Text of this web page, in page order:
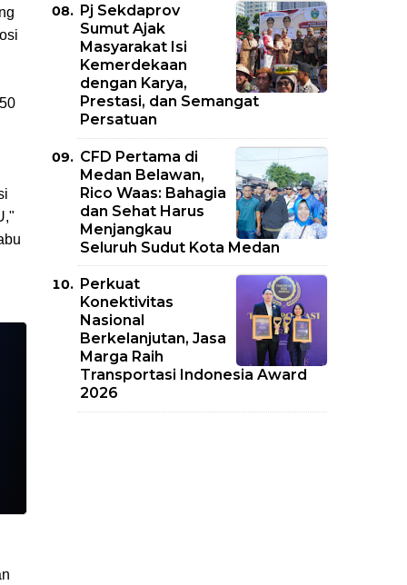
Pj Sekdaprov
Sumut Ajak
Masyarakat Isi
Kemerdekaan
dengan Karya,
Prestasi, dan Semangat
Persatuan
CFD Pertama di
Medan Belawan,
Rico Waas: Bahagia
dan Sehat Harus
Menjangkau
Seluruh Sudut Kota Medan
Perkuat
Konektivitas
Nasional
Berkelanjutan, Jasa
Marga Raih
Transportasi Indonesia Award
2026